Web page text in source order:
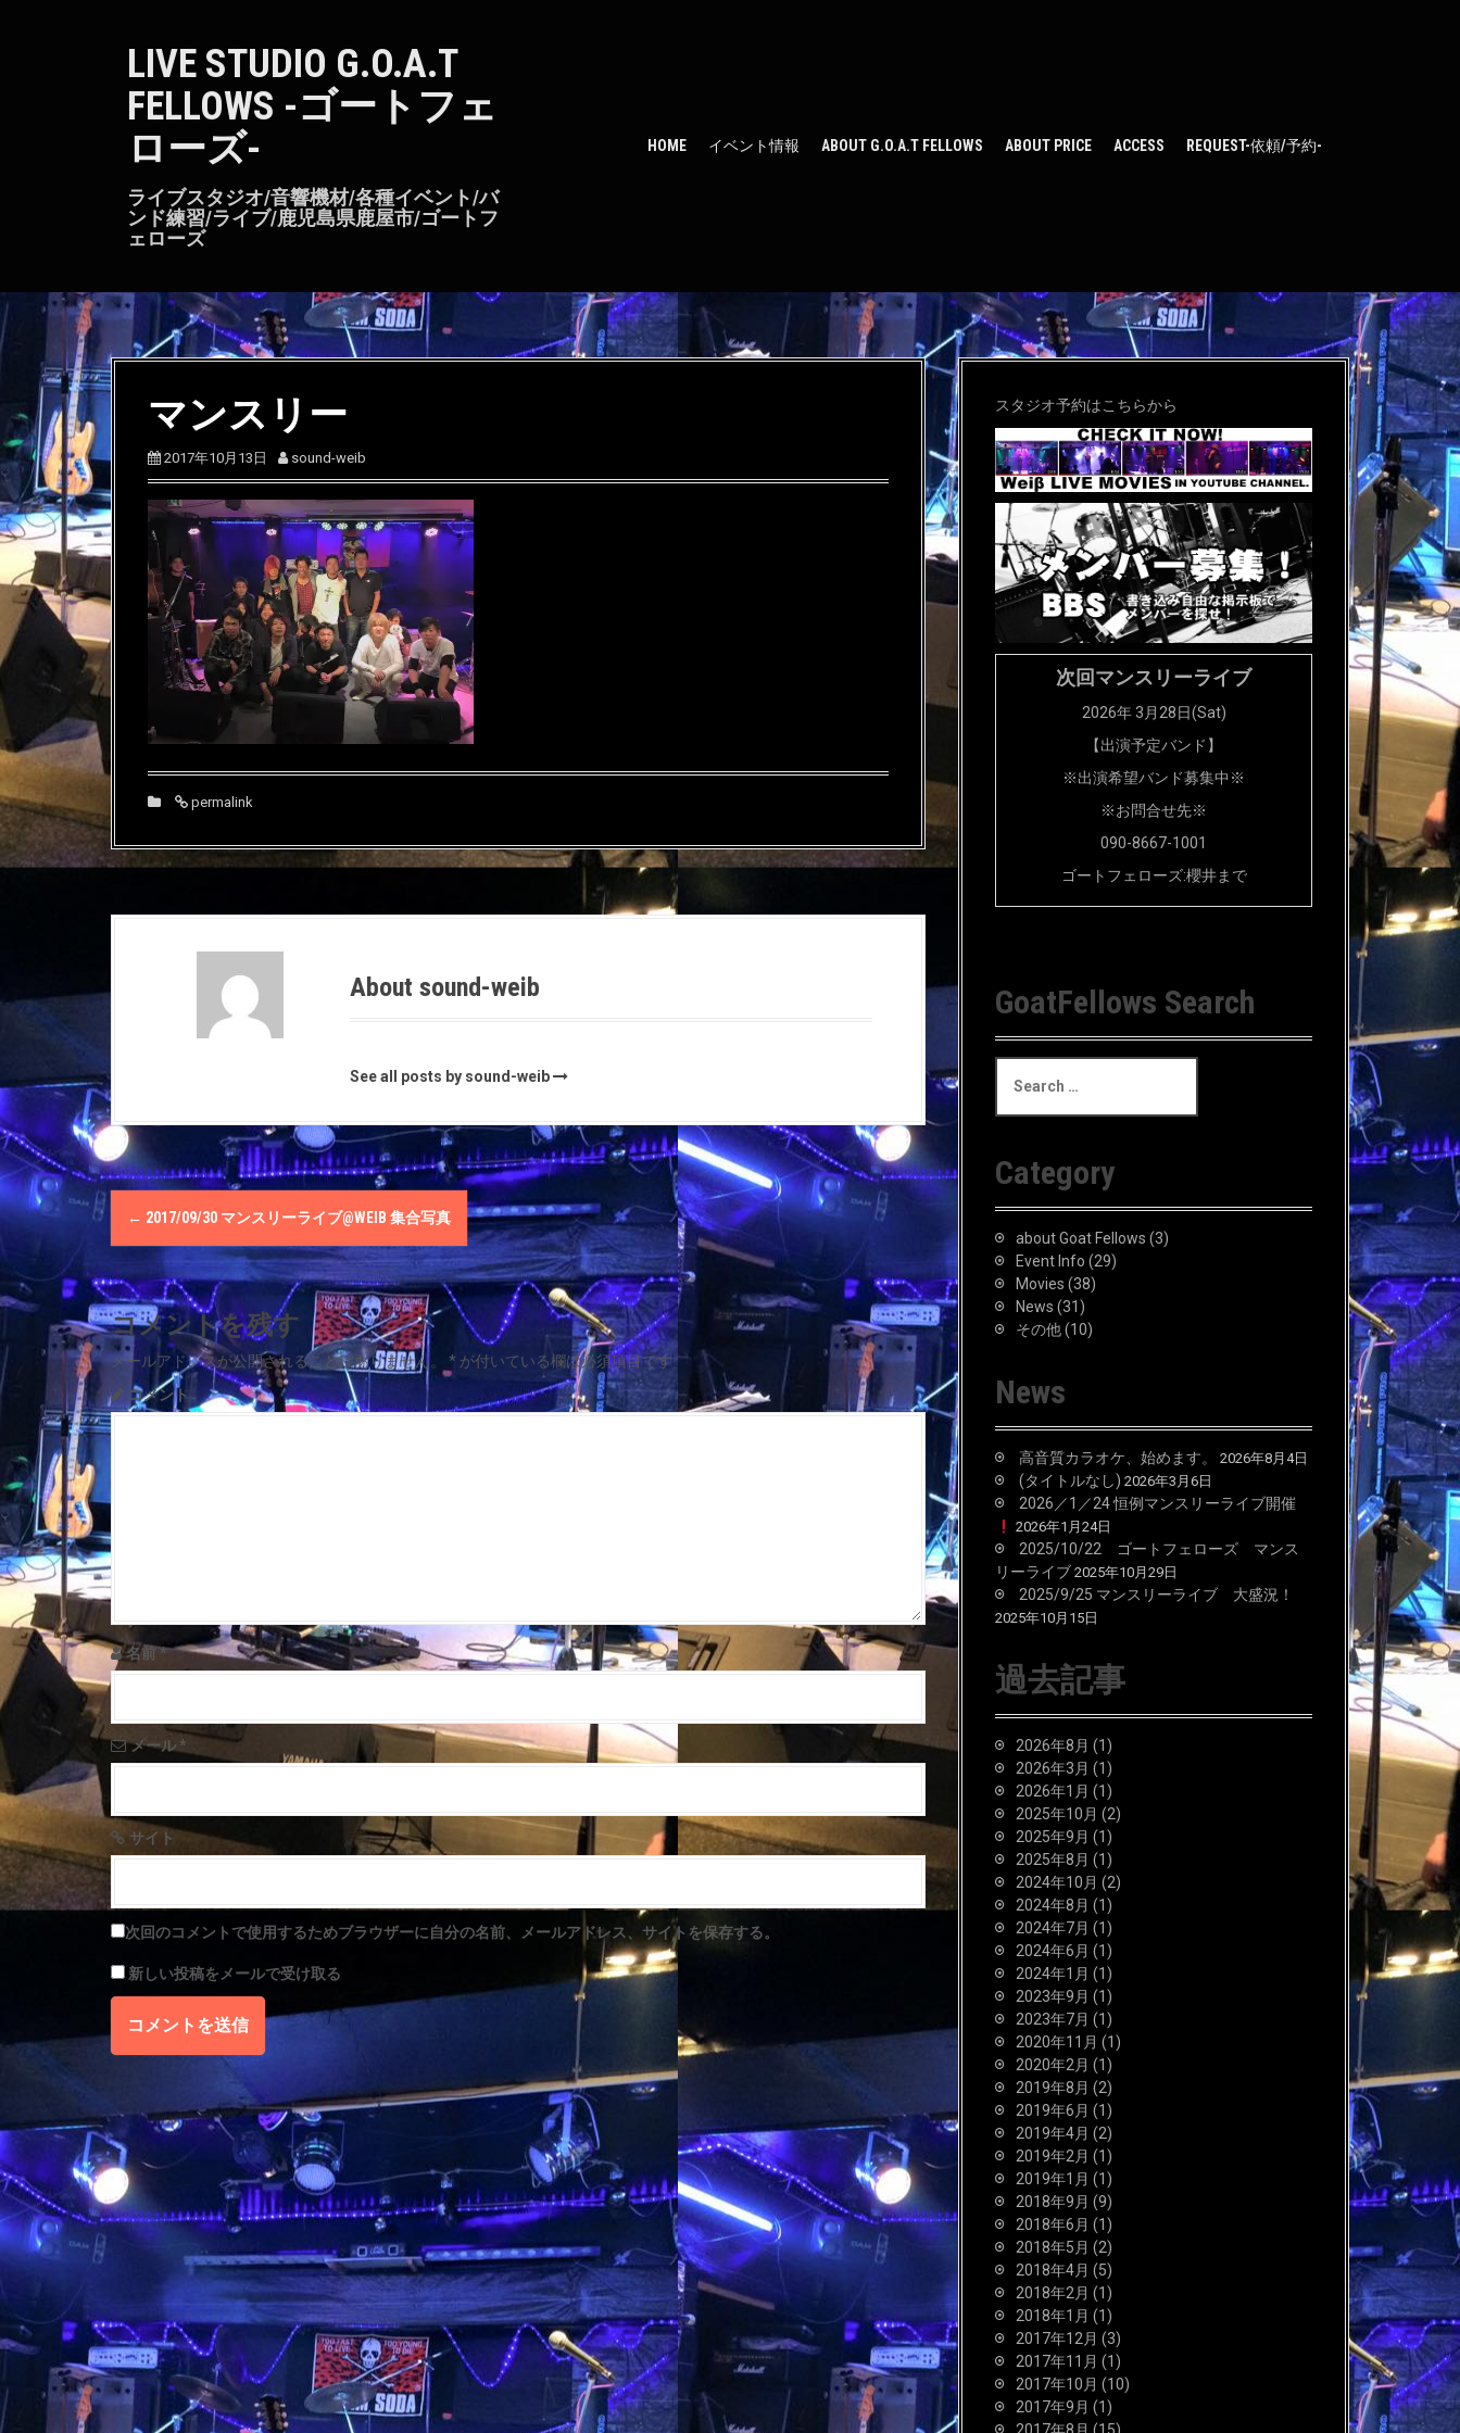
LIVE STUDIO G.O.A.T
FELLOWS -ゴートフェ
ローズ-
ライブスタジオ/音響機材/各種イベント/バ
ンド練習/ライブ/鹿児島県鹿屋市/ゴートフ
ェローズ
HOME イベント情報 ABOUT G.O.A.T FELLOWS ABOUT PRICE ACCESS REQUEST-依頼/予約-
マンスリー
2017年10月13日 sound-weib
permalink
About sound-weib
See all posts by sound-weib
P
o
s
t
n
a
i
g
a
t
i
o
n
← 2017/09/30 マンスリーライブ@WEIΒ 集合写真
コメントを残す
メールアドレスが公開されることはありません。 * が付いている欄は必須項目です
コメント
名前*
メール*
サイト
次回のコメントで使用するためブラウザーに自分の名前、メールアドレス、サイトを保存する。
新しい投稿をメールで受け取る
スタジオ予約はこちらから
次回マンスリーライブ
2026年 3月28日(Sat)
【出演予定バンド】
※出演希望バンド募集中※
※お問合せ先※
090-8667-1001
ゴートフェローズ:櫻井まで
GoatFellows Search
a
c
h
f
Category
about Goat Fellows (3)
Event Info (29)
Movies (38)
News (31)
その他(10)
News
高音質カラオケ、始めます。 2026年8月4日
(タイトルなし) 2026年3月6日
2026／1／24 恒例マンスリーライブ開催
2026年1月24日
2025/10/22 ゴートフェローズ マンス
リーライブ 2025年10月29日
2025/9/25 マンスリーライブ 大盛況！
2025年10月15日
過去記事
2026年8月 (1)
2026年3月 (1)
2026年1月 (1)
2025年10月 (2)
2025年9月 (1)
2025年8月 (1)
2024年10月 (2)
2024年8月 (1)
2024年7月 (1)
2024年6月 (1)
2024年1月 (1)
2023年9月 (1)
2023年7月 (1)
2020年11月 (1)
2020年2月 (1)
2019年8月 (2)
2019年6月 (1)
2019年4月 (2)
2019年2月 (1)
2019年1月 (1)
2018年9月 (9)
2018年6月 (1)
2018年5月 (2)
2018年4月 (5)
2018年2月 (1)
2018年1月 (1)
2017年12月 (3)
2017年11月 (1)
2017年10月 (10)
2017年9月 (1)